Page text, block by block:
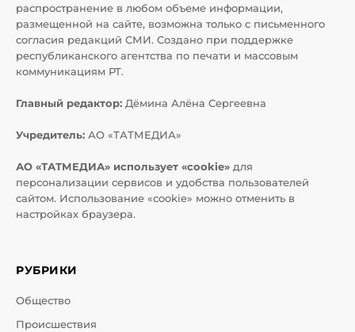
распространение в любом объеме информации,
размещенной на сайте, возможна только с письменного
согласия редакций СМИ. Создано при поддержке
республиканского агентства по печати и массовым
коммуникациям РТ.
Главный редактор: Дёмина Алёна Сергеевна
Учредитель: АО «ТАТМЕДИА»
АО «ТАТМЕДИА» использует «cookie» для
персонализации сервисов и удобства пользователей
сайтом. Использование «cookie» можно отменить в
настройках браузера.
РУБРИКИ
Общество
Происшествия